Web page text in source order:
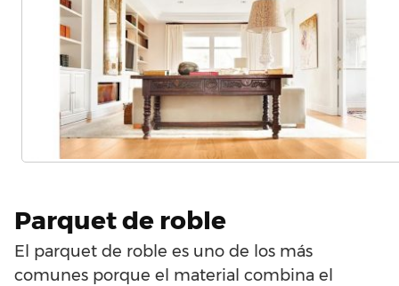
Parquet de roble
El parquet de roble es uno de los más
comunes porque el material combina el